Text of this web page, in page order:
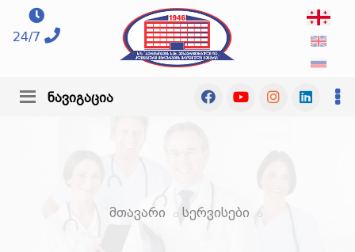
24/7
ნავიგაცია
მთავარი სერვისები